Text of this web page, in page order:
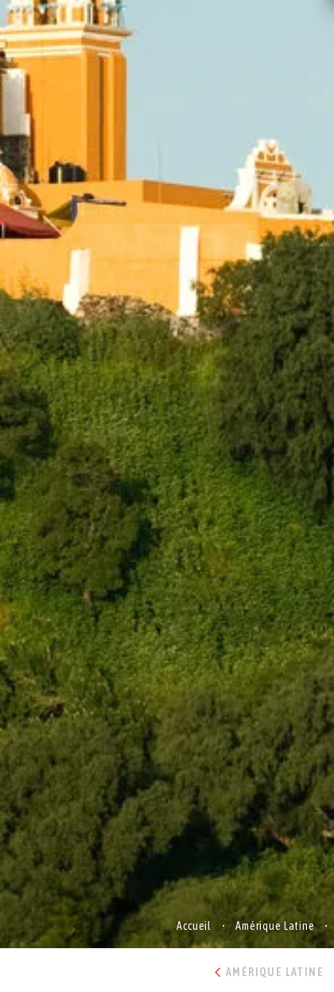
Accueil Amérique Latine
AMÉRIQUE LATINE